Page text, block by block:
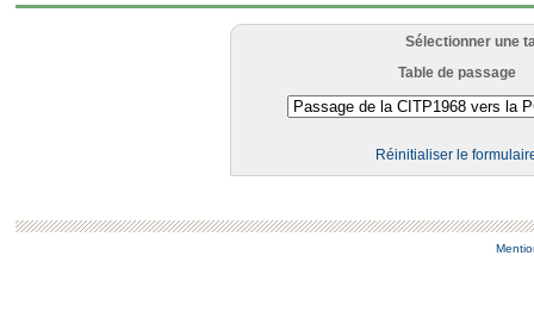
Sélectionner une
Table de passage
Réinitialiser le